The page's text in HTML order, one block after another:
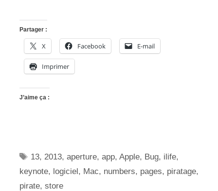
Partager :
X Facebook E-mail
Imprimer
J’aime ça :
Étiquettes
13, 2013,aperture,app,Apple, Bug, ilife,
keynote, logiciel, Mac, numbers, pages, piratage,
pirate, store